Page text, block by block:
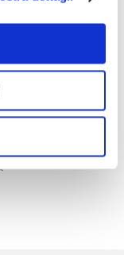
段
段
科协会全国大